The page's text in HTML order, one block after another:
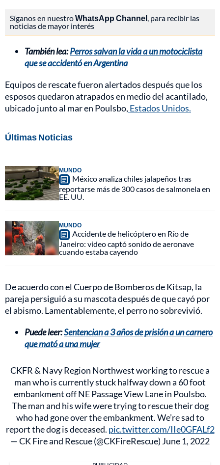
Síganos en nuestroWhatsApp Channel, para recibir las
noticias de mayor interés
También lea:Perros salvan la vida a un motociclista
que se accidentó en Argentina
Equipos de rescate fueron alertados después que los
esposos quedaron atrapados en medio del acantilado,
ubicado junto al mar en Poulsbo, Estados Unidos.
Últimas Noticias
MUNDO
México analiza chiles jalapeños tras
reportarse más de 300 casos de salmonela en
EE. UU.
MUNDO
Accidente de helicóptero en Río de
Janeiro: video captó sonido de aeronave
cuando estaba cayendo
De acuerdo con el Cuerpo de Bomberos de Kitsap, la
pareja persiguió a su mascota después de que cayó por
el abismo. Lamentablemente, el perro no sobrevivió.
Puede leer:Sentencian a 3 años de prisión a un carnero
que mató a una mujer
CKFR & Navy Region Northwest working to rescue a
man who is currently stuck halfway down a 60 foot
embankment off NE Passage View Lane in Poulsbo.
The man and his wife were trying to rescue their dog
who had gone over the embankment. We’re sad to
report the dog is deceased. pic.twitter.com/IIe0GFALf2
— CK Fire and Rescue (@CKFireRescue) June 1, 2022